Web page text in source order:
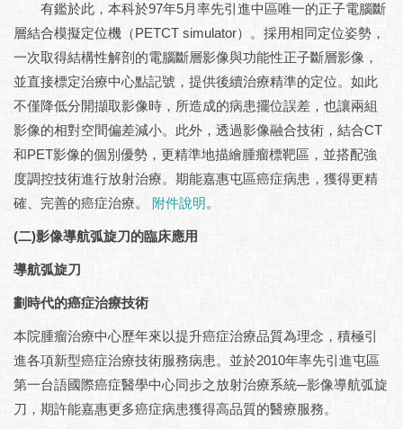
有鑑於此，本科於97年5月率先引進中區唯一的正子電腦斷
層結合模擬定位機（PETCT simulator）。採用相同定位姿勢，
一次取得結構性解剖的電腦斷層影像與功能性正子斷層影像，
並直接標定治療中心點記號，提供後續治療精準的定位。如此
不僅降低分開擷取影像時，所造成的病患擺位誤差，也讓兩組
影像的相對空間偏差減小。此外，透過影像融合技術，結合CT
和PET影像的個別優勢，更精準地描繪腫瘤標靶區，並搭配強
度調控技術進行放射治療。期能嘉惠屯區癌症病患，獲得更精
確、完善的癌症治療。 附件說明 。
(二)影像導航弧旋刀的臨床應用
導航弧旋刀
劃時代的癌症治療技術
本院腫瘤治療中心歷年來以提升癌症治療品質為理念，積極引
進各項新型癌症治療技術服務病患。並於2010年率先引進屯區
第一台語國際癌症醫學中心同步之放射治療系統─影像導航弧旋
刀，期許能嘉惠更多癌症病患獲得高品質的醫療服務。